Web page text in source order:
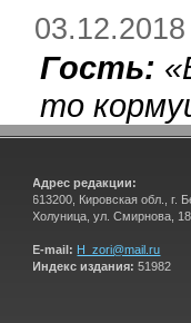
Гость: «
то
Адрес редакции:
613200, Кировская обл., г.
Холуница, ул. Смирнова, 18
E-mail: H_zori@mail.ru
Индекс издания: 51982